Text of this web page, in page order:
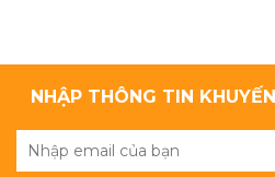
NHẬP THÔNG TIN